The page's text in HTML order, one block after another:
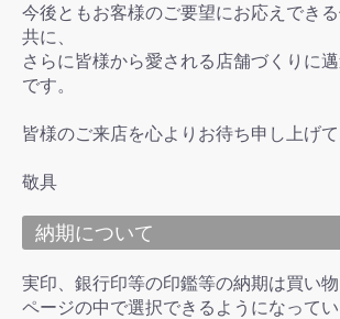
今後ともお客様のご要望にお応えでき
共に、
さらに皆様から愛される店舗づくりに
です。
皆様のご来店を心よりお待ち申し上げて
敬具
納期について
実印、銀行印等の印鑑等の納期は買い
ページの中で選択できるようになってい